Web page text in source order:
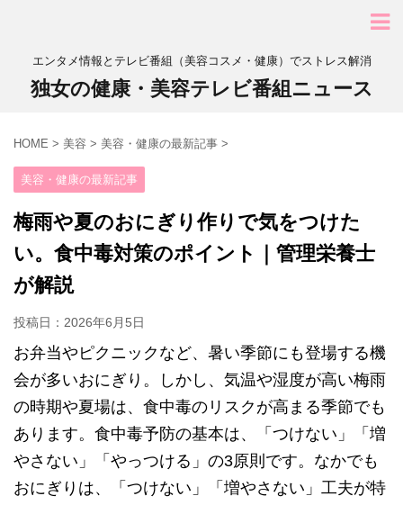
エンタメ情報とテレビ番組（美容コスメ・健康）でストレス解消
独女の健康・美容テレビ番組ニュース
HOME > 美容 > 美容・健康の最新記事 >
美容・健康の最新記事
梅雨や夏のおにぎり作りで気をつけた
い。食中毒対策のポイント｜管理栄養士
が解説
投稿日： 2026年6月5日
お弁当やピクニックなど、暑い季節にも登場する機
会が多いおにぎり。しかし、気温や湿度が高い梅雨
の時期や夏場は、食中毒のリスクが高まる季節でも
あります。食中毒予防の基本は、「つけない」「増
やさない」「やっつける」の3原則です。なかでも
おにぎりは、「つけない」「増やさない」工夫が特